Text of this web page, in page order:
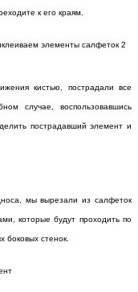
к его краям.
кистью, пострадали все
случае, воспользовавшись
пострадавший элемент и
мы вырезали из салфеток
которые будут проходить по
боковых стенок.